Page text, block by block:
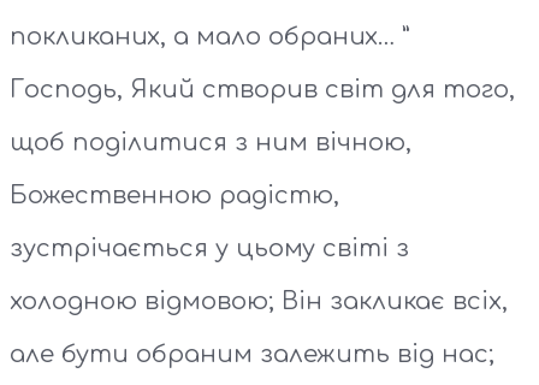
покликаних, а мало обраних… ”
Господь, Який створив світ для того,
щоб поділитися з ним вічною,
Божественною радістю,
зустрічається у цьому світі з
холодною відмовою; Він закликає всіх,
але бути обраним залежить від нас;